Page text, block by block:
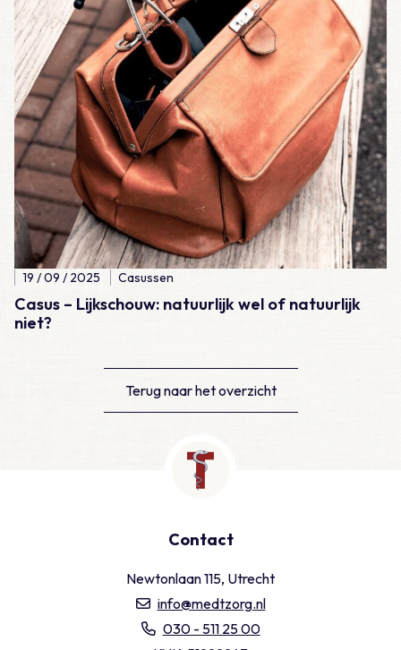
Casus – Lijkschouw: natuurlijk wel of natuurlijk
niet?
19 / 09 / 2025 Casussen
Terug naar het overzicht
Contact
Newtonlaan 115, Utrecht
info@medtzorg.nl
030 - 511 25 00